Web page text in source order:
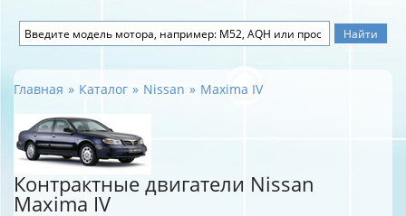
Главная Каталог Nissan Maxima IV
Контрактные двигатели Nissan
Maxima IV